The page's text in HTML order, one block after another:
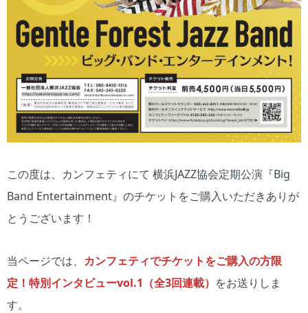
この度は、カンフェティにて 横浜JAZZ協会定期公演『Big
Band Entertainment』のチケットをご購入いただきありが
とうございます！
当ページでは、 カンフェティでチケットをご購入の方限
定！特別インタビューvol.1（全3回連載） をお送りしま
す。